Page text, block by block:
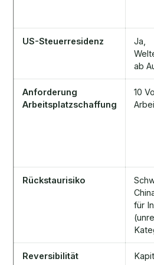
US-Steuerresidenz
Ja,
ab
Anforderung
Arbeitsplatzschaffung
10
Rückstaurisiko
für
Reversibilität